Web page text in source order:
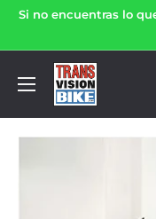
Si no encuentras lo